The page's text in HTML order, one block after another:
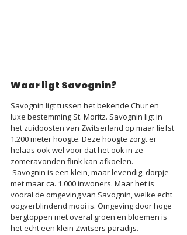
Waar ligt Savognin?
Savognin ligt tussen het bekende Chur en
luxe bestemming St. Moritz. Savognin ligt in
het zuidoosten van Zwitserland op maar liefst
1.200 meter hoogte. Deze hoogte zorgt er
helaas ook wel voor dat het ook in ze
zomeravonden flink kan afkoelen.
met maar ca. 1.000 inwoners. Maar het is
vooral de omgeving van Savognin, welke echt
oogverblindend mooi is. Omgeving door hoge
bergtoppen met overal groen en bloemen is
het echt een klein Zwitsers paradijs.